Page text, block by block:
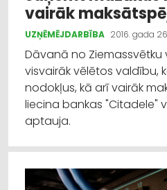
vairāk
UZŅĒMĒJDARBĪBA 2016. gada
Dāvanā no Ziemassvētku
visvairāk vēlētos valdību,
nodokļus, kā arī vairāk
liecina bankas "Citadele"
aptauja.